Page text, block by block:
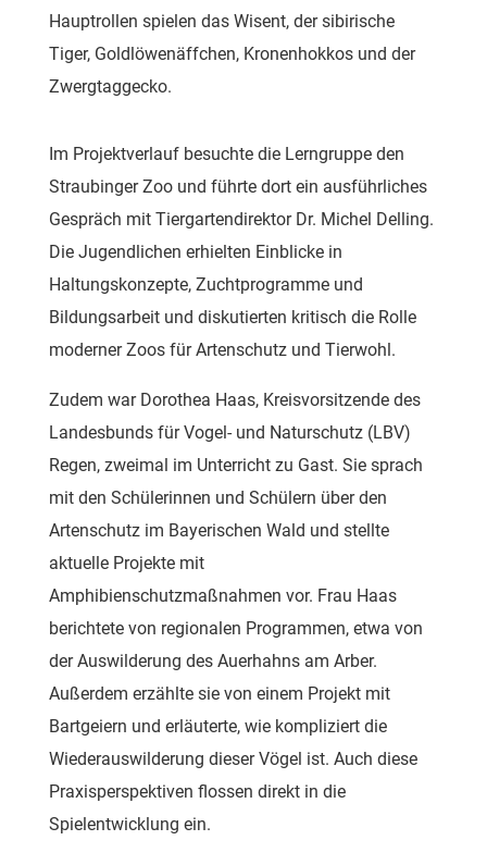
Hauptrollen spielen das Wisent, der sibirische
Tiger, Goldlöwenäffchen, Kronenhokkos und der
Zwergtaggecko.
Im Projektverlauf besuchte die Lerngruppe den
Straubinger Zoo und führte dort ein ausführliches
Gespräch mit Tiergartendirektor Dr. Michel Delling.
Die Jugendlichen erhielten Einblicke in
Haltungskonzepte, Zuchtprogramme und
Bildungsarbeit und diskutierten kritisch die Rolle
moderner Zoos für Artenschutz und Tierwohl.
Zudem war Dorothea Haas, Kreisvorsitzende des
Landesbunds für Vogel- und Naturschutz (LBV)
Regen, zweimal im Unterricht zu Gast. Sie sprach
mit den Schülerinnen und Schülern über den
Artenschutz im Bayerischen Wald und stellte
aktuelle Projekte mit
Amphibienschutzmaßnahmen vor. Frau Haas
berichtete von regionalen Programmen, etwa von
der Auswilderung des Auerhahns am Arber.
Außerdem erzählte sie von einem Projekt mit
Bartgeiern und erläuterte, wie kompliziert die
Wiederauswilderung dieser Vögel ist. Auch diese
Praxisperspektiven flossen direkt in die
Spielentwicklung ein.